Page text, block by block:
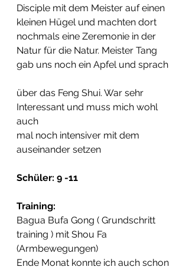
Disciple mit dem Meister auf einen
kleinen Hügel und machten dort
nochmals eine Zeremonie in der
Natur für die Natur. Meister Tang
gab uns noch ein Apfel und sprach
über das Feng Shui. War sehr
Interessant und muss mich wohl
auch
mal noch intensiver mit dem
auseinander setzen
Schüler: 9 -11
Training:
Bagua Bufa Gong ( Grundschritt
training ) mit Shou Fa
(Armbewegungen)
Ende Monat konnte ich auch schon